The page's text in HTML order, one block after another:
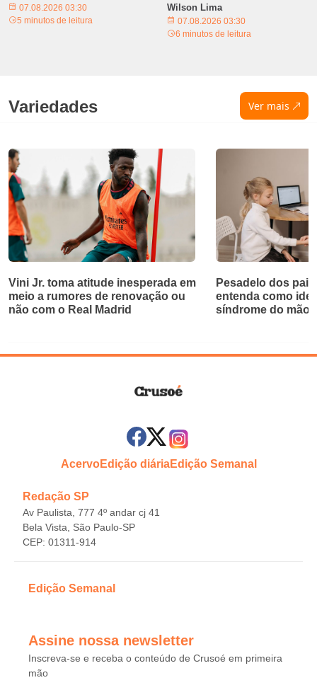
07.08.2026 03:30
5 minutos de leitura
Wilson Lima
07.08.2026 03:30
6 minutos de leitura
Variedades Ver mais
Vini Jr. toma atitude inesperada em
meio a rumores de renovação ou
não com o Real Madrid
Pesadelo dos
entenda como
síndrome do mão-
AcervoEdição diáriaEdição Semanal
Redação SP
Av Paulista, 777 4º andar cj 41
Bela Vista, São Paulo-SP
CEP: 01311-914
Edição Semanal
Assine nossa newsletter
Inscreva-se e receba o conteúdo de Crusoé em primeira
mão